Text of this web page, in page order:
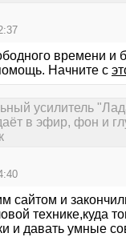
времени и
Начните с
усилитель
в эфир, фон и
сайтом и
технике,куда
и давать умные